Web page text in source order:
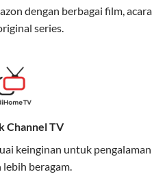
mengelola jaringan dan
30 GB dengan anggota
praktis.
kuota keluarga digabung
dengan berbagai film, acara
series.
Channel TV
keinginan untuk pengalaman
beragam.